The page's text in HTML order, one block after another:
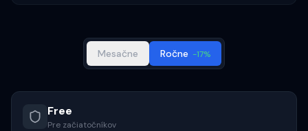
Mesačne Ročne -17%
Free
Pre začiatočníkov